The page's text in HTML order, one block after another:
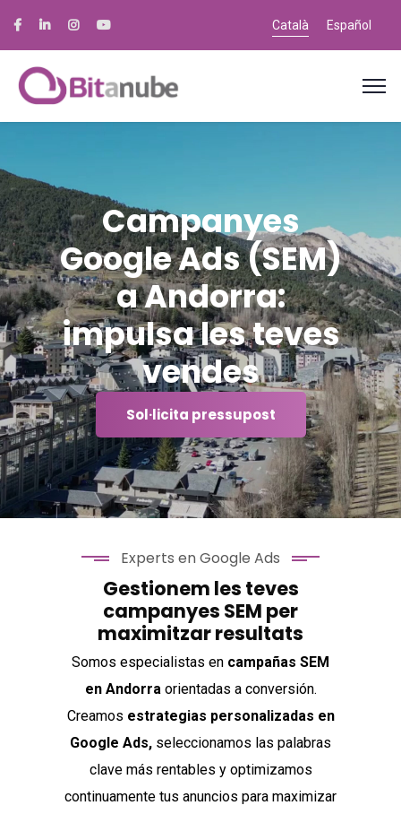
Català Español
Campanyes
Google Ads (SEM)
a Andorra:
impulsa les teves
vendes
Sol·licita pressupost
Experts en Google Ads
Gestionem les teves
campanyes SEM per
maximitzar resultats
Somos especialistas en campañas SEM
en Andorraorientadas a conversión.
Creamos estrategias personalizadas en
Google Ads, seleccionamos las palabras
clave más rentables y optimizamos
continuamente tus anuncios para maximizar